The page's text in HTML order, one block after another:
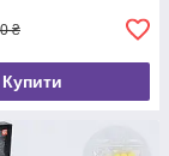
₴
Купити